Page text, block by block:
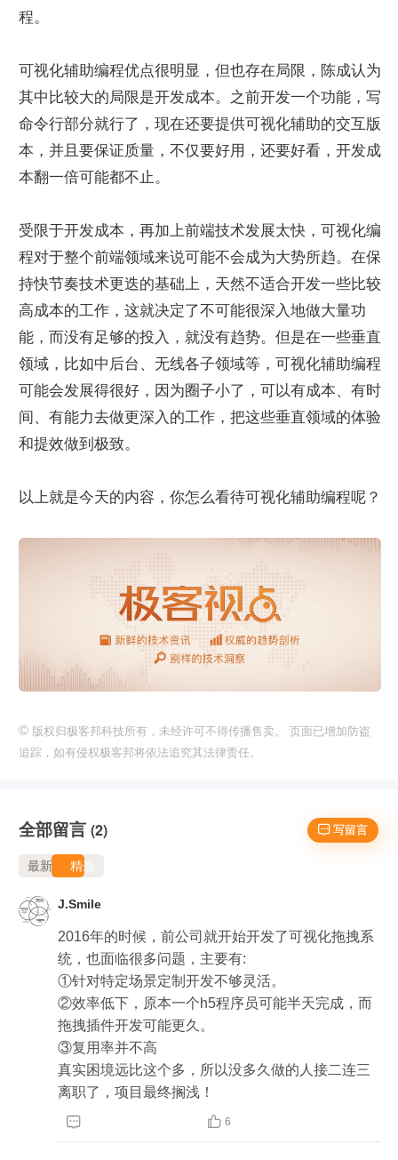
程。
可视化辅助编程优点很明显，但也存在局限，陈成认为
其中比较大的局限是开发成本。之前开发一个功能，写
命令行部分就行了，现在还要提供可视化辅助的交互版
本，并且要保证质量，不仅要好用，还要好看，开发成
本翻一倍可能都不止。
受限于开发成本，再加上前端技术发展太快，可视化编
程对于整个前端领域来说可能不会成为大势所趋。在保
持快节奏技术更迭的基础上，天然不适合开发一些比较
高成本的工作，这就决定了不可能很深入地做大量功
能，而没有足够的投入，就没有趋势。但是在一些垂直
领域，比如中后台、无线各子领域等，可视化辅助编程
可能会发展得很好，因为圈子小了，可以有成本、有时
间、有能力去做更深入的工作，把这些垂直领域的体验
和提效做到极致。
以上就是今天的内容，你怎么看待可视化辅助编程呢？
© 版权归极客邦科技所有，未经许可不得传播售卖。 页面已增加防盗
追踪，如有侵权极客邦将依法追究其法律责任。
 写留言
全部留言 (2)
最新 精选
J.Smile
2016年的时候，前公司就开始开发了可视化拖拽系
统，也面临很多问题，主要有:
①针对特定场景定制开发不够灵活。
②效率低下，原本一个h5程序员可能半天完成，而
拖拽插件开发可能更久。
③复用率并不高
真实困境远比这个多，所以没多久做的人接二连三
离职了，项目最终搁浅！
  6